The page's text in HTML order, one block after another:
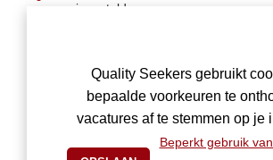
on ingesteld
services
Communicatief, professioneel en een
echte teamspeler
Oog voor detail en een hoog
Quality Seekers gebruikt
bepaalde voorkeuren te
vacatures af te stemmen op je
Beperkt gebruik